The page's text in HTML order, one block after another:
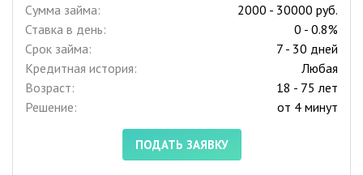
Сумма займа:
2000 - 30000 руб.
Ставка в день:
0 - 0.8%
Срок займа:
7 - 30 дней
Кредитная история:
Любая
Возраст:
18 - 75 лет
Решение:
от 4 минут
ПОДАТЬ ЗАЯВКУ